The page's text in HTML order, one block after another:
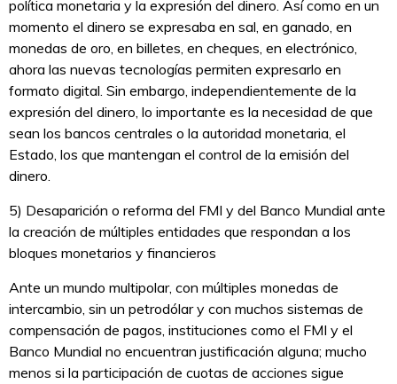
política monetaria y la expresión del dinero. Así como en un
momento el dinero se expresaba en sal, en ganado, en
monedas de oro, en billetes, en cheques, en electrónico,
ahora las nuevas tecnologías permiten expresarlo en
formato digital. Sin embargo, independientemente de la
expresión del dinero, lo importante es la necesidad de que
sean los bancos centrales o la autoridad monetaria, el
Estado, los que mantengan el control de la emisión del
dinero.
5) Desaparición o reforma del FMI y del Banco Mundial ante
la creación de múltiples entidades que respondan a los
bloques monetarios y financieros
Ante un mundo multipolar, con múltiples monedas de
intercambio, sin un petrodólar y con muchos sistemas de
compensación de pagos, instituciones como el FMI y el
Banco Mundial no encuentran justificación alguna; mucho
menos si la participación de cuotas de acciones sigue